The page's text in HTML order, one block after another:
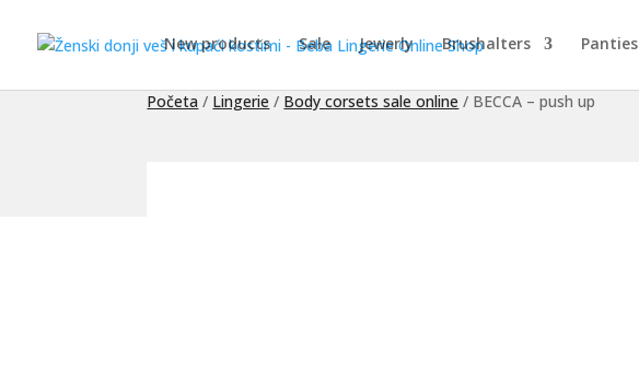
New products Sale Jewerly Brushalters Panties
Početa / Lingerie / Body corsets sale online / BECCA – push up